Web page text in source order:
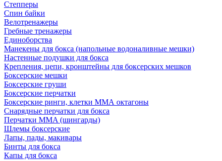
Степперы
Спин байки
Велотренажеры
Гребные тренажеры
Единоборства
Манекены для бокса (напольные водоналивные мешки)
Настенные подушки для бокса
Крепления, цепи, кронштейны для боксерских мешков
Боксерские мешки
Боксерские груши
Боксерские перчатки
Боксерские ринги, клетки ММА октагоны
Снарядные перчатки для бокса
Перчатки MMA (шингарды)
Шлемы боксерские
Лапы, пады, макивары
Бинты для бокса
Капы для бокса